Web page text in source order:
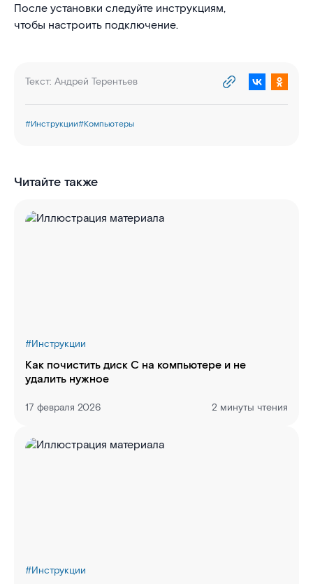
После установки следуйте инструкциям,
чтобы настроить подключение.
Текст: Андрей Терентьев
#Инструкции#Компьютеры
Читайте также
#Инструкции
Как почистить диск C на компьютере и не
удалить нужное
17 февраля 2026 2 минуты чтения
#Инструкции